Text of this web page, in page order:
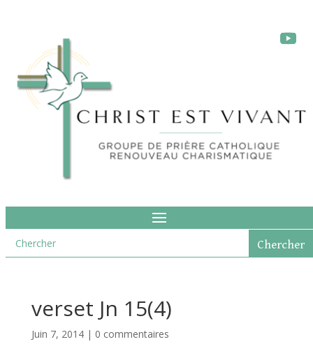
verset Jn 15(4)
Juin 7, 2014| 0 commentaires